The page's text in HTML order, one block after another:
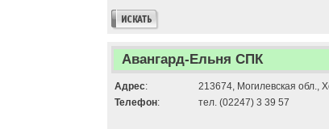
Авангард-Ельня СПК
Адрес:
213674, Могилевская обл.,
Телефон: тел. (02247) 3 39 57